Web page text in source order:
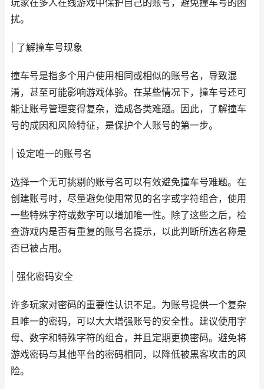
玩家在多人在线游戏中保护自己的账号，避免撞车号的困
扰。
| 了解撞车号现象
撞车号是指多个用户使用相同或相似的账号名，导致混
淆，甚至可能影响游戏体验。在某些情况下，撞车号还可
能让账号管理变得复杂，造成各类难题。因此，了解撞车
号的成因和风险特征，是保护个人账号的第一步。
| 设定唯一的账号名
选择一个无可挑剔的账号名可以有效避免撞车号难题。在
创建账号时，尽量避免使用常见的名字或字符组合，使用
一些特殊字符或数字可以增加唯一性。除了这些之后，检
查游戏内是否有重复的账号名提示，以此判断所选名称是
否已被占用。
| 强化密码安全
许多玩家对密码的重要性认识不足。为账号提供一个复杂
且唯一的密码，可以大大增强账号的安全性。建议使用字
母、数字和特殊字符的组合，并且定期更换密码。避免将
游戏密码与其他平台的密码相同，以降低被黑客攻击的风
险。